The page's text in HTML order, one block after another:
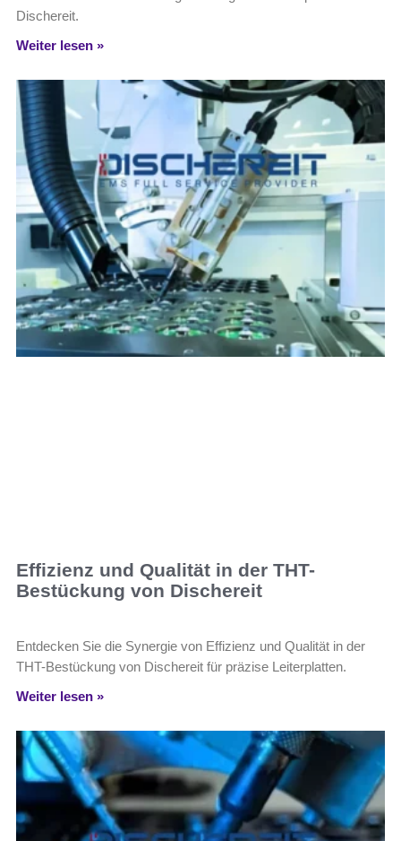
Dischereit.
Weiter lesen »
Effizienz und Qualität in der THT-
Bestückung von Dischereit
Entdecken Sie die Synergie von Effizienz und Qualität in der
THT-Bestückung von Dischereit für präzise Leiterplatten.
Weiter lesen »